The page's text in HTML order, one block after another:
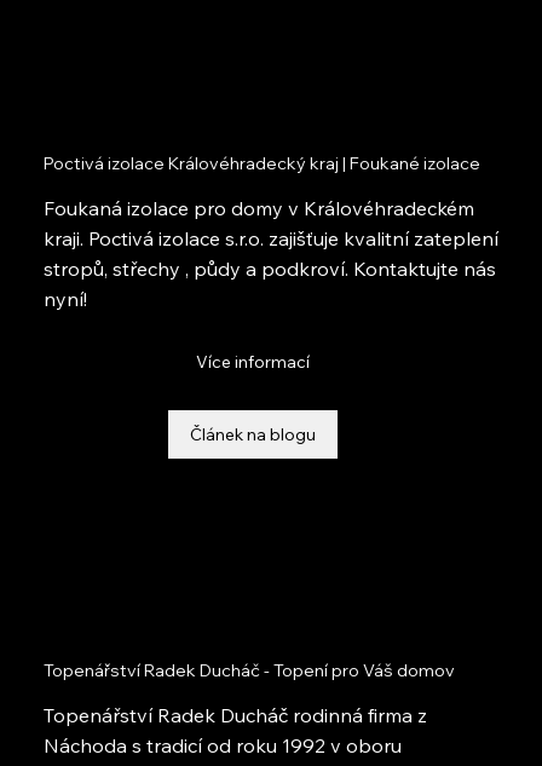
Poctivá izolace Královéhradecký kraj | Foukané izolace
Foukaná izolace pro domy v Královéhradeckém
kraji. Poctivá izolace s.r.o. zajišťuje kvalitní zateplení
stropů, střechy , půdy a podkroví. Kontaktujte nás
nyní!
Více informací
Článek na blogu
Topenářství Radek Ducháč - Topení pro Váš domov
Topenářství Radek Ducháč rodinná firma z
Náchoda s tradicí od roku 1992 v oboru